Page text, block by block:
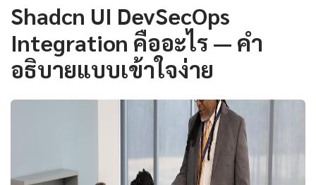
Shadcn UI DevSecOps
Integration คืออะไร — คำ
อธิบายแบบเข้าใจง่าย